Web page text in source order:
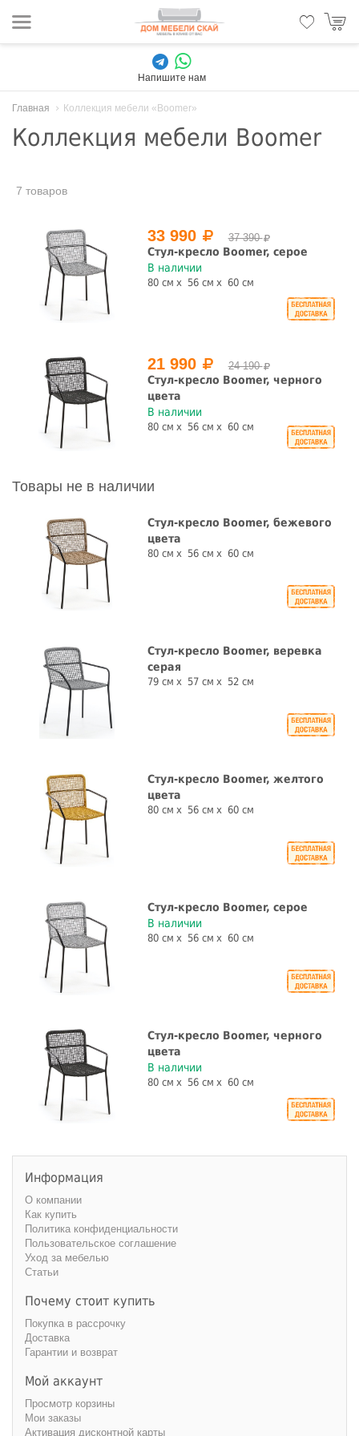
Напишите нам
Главная Коллекция мебели «Boomer»
Коллекция мебели Boomer
7 товаров
33 990 37 390
Стул-кресло Boomer, серое
В наличии
80 см 56 см 60 см
21 990 24 190
Стул-кресло Boomer, черного
цвета
В наличии
80 см 56 см 60 см
Товары не в наличии
Стул-кресло Boomer, бежевого
цвета
80 см 56 см 60 см
Стул-кресло Boomer, веревка
серая
79 см 57 см 52 см
Стул-кресло Boomer, желтого
цвета
80 см 56 см 60 см
Стул-кресло Boomer, серое
В наличии
80 см 56 см 60 см
Стул-кресло Boomer, черного
цвета
В наличии
80 см 56 см 60 см
Информация
О компании
Как купить
Политика конфиденциальности
Пользовательское соглашение
Уход за мебелью
Статьи
Почему стоит купить
Покупка в рассрочку
Доставка
Гарантии и возврат
Мой аккаунт
Просмотр корзины
Мои заказы
Активация дисконтной карты